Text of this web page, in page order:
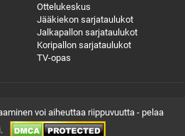
Ottelukeskus
Jääkiekon sarjataulukot
Jalkapallon sarjataulukot
Koripallon sarjataulukot
TV-opas
voi aiheuttaa riippuvuutta - pelaa